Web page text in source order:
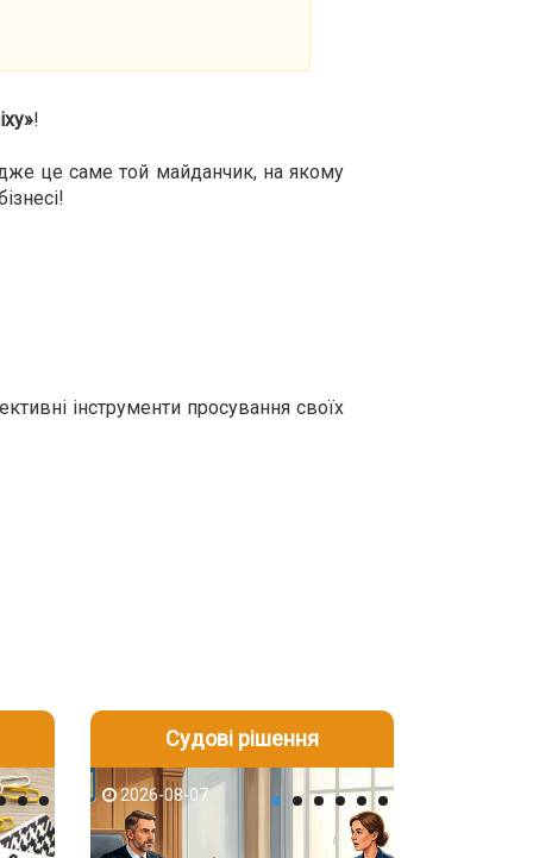
!
це саме той майданчик, на якому
інструменти просування своїх
2026-08-06 2026-08-05
2026-08-04 2026-08-04
2026-08-07 2026-08-06
Судові рішення
2026-08-07